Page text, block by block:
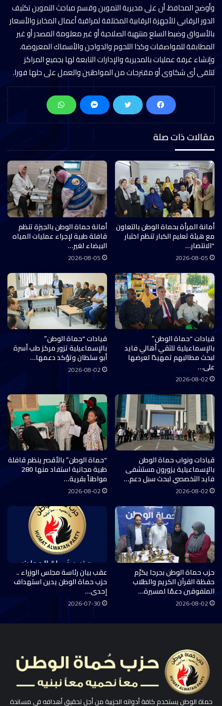
وأوضح المحافظ، أن على مديرية التموين وقسم مباحث التموين تكثيف
الدور الرقابى للأجهزة الرقابية المختلفة لمراقبة أعمال المخابز والأسعار
بالأسواق وضبط السلع منتهية الصلاحية أو غير معلومة المصدر أو غير
المطابقة للمواصفات وكذا اللحوم والدواجن والأسماك المعروضة،
وإنشاء غرفة عمليات بالمديرية والإدارات التابعة لها بجميع المراكز
لتلقى أى شكاوى أو مقترحات من المواطنين والعمل على حلها فورا.
مقالات ذات صلة
أمانة المرأة بحماة الوطن بالتعاون
مع هيئة تعليم الكبار تنظم اختبار
“الانتصار…
2026-08-05
أمانة حماة الوطن بالجيزة تنظم
قافلة طبية لإجراء عمليات المياه
البيضاء لغير…
2026-08-05
قيادات “حماة الوطن”
بالإسماعيلية تلتقي أهالي فايد
لبحث مطالبهم تمهيدًا لعرضها
على…
2026-08-02
قيادات “حماة الوطن”
بالإسماعيلية تزور مركز طب أسرة
أبو سلطان وتؤكد دعمها…
2026-08-02
قيادات ونواب حماة الوطن
بالإسماعيلية يزورون مستشفى
فايد التخصصي لبحث سبل دعم…
2026-08-02
“حماة الوطن” بالأقصر ينظم قافلة
طبية مجانية استفاد منها 280
مواطناً بقرية…
2026-08-02
حزب حماة الوطن بجرجا يكرّم
حفظة القرآن الكريم والطلاب
المتفوقين دعمًا لمسيرة…
2026-08-02
عقب بيان رئاسة مجلس الوزراء ..
حزب حماة الوطن يدين استهداف
إحدى…
2026-07-30
حماة الوطن يستخدم كافة أدواته الحزبية من أجل تحقيق أهدافه في مساندة